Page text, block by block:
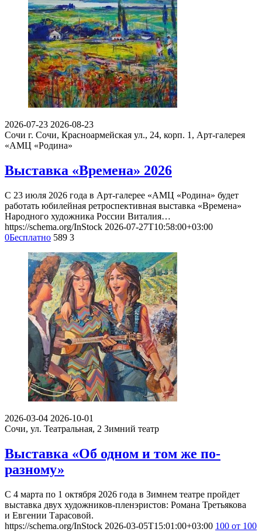
2026-07-23 2026-08-23
Сочи г. Сочи, Красноармейская ул., 24, корп. 1, Арт-галерея
«АМЦ «Родина»
Выставка «Времена» 2026
С 23 июля 2026 года в Арт-галерее «АМЦ «Родина» будет
работать юбилейная ретроспективная выставка «Времена»
Народного художника России Виталия…
https://schema.org/InStock 2026-07-27T10:58:00+03:00
0Бесплатно 589 3
2026-03-04 2026-10-01
Сочи, ул. Театральная, 2 Зимний театр
Выставка «Об одном и том же по-
разному»
С 4 марта по 1 октября 2026 года в Зимнем театре пройдет
выставка двух художников-пленэристов: Романа Третьякова
и Евгении Тарасовой.
https://schema.org/InStock 2026-03-05T15:01:00+03:00 100 от 100